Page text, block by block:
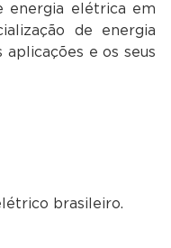
energia elétrica em
de energia
e os seus
brasileiro.